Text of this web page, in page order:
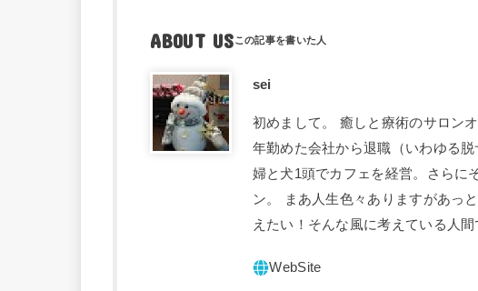
ABOUT US
sei
初めまして。 癒しと療術のサロン
年勤めた会社から退職（いわゆる
婦と犬1頭でカフェを経営。さらに
ン。 まあ人生色々ありますがあっ
えたい！そんな風に考えている人間